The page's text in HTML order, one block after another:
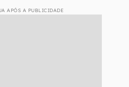
APÓS A PUBLICIDADE